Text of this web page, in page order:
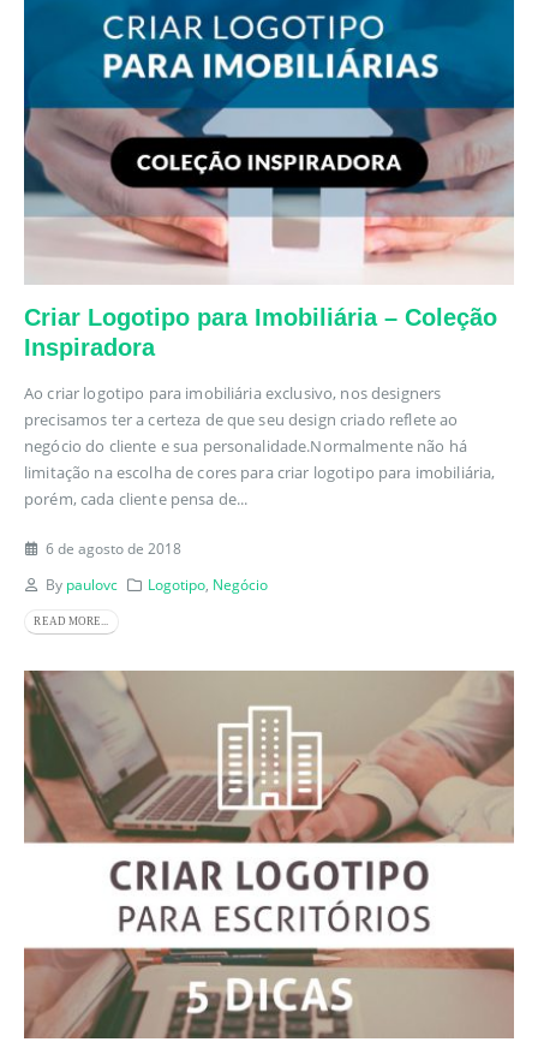
Criar Logotipo para Imobiliária – Coleção
Inspiradora
Ao criar logotipo para imobiliária exclusivo, nos designers
precisamos ter a certeza de que seu design criado reflete ao
negócio do cliente e sua personalidade.Normalmente não há
limitação na escolha de cores para criar logotipo para imobiliária,
porém, cada cliente pensa de...
6 de agosto de 2018
By paulovc Logotipo Negócio
READ MORE...